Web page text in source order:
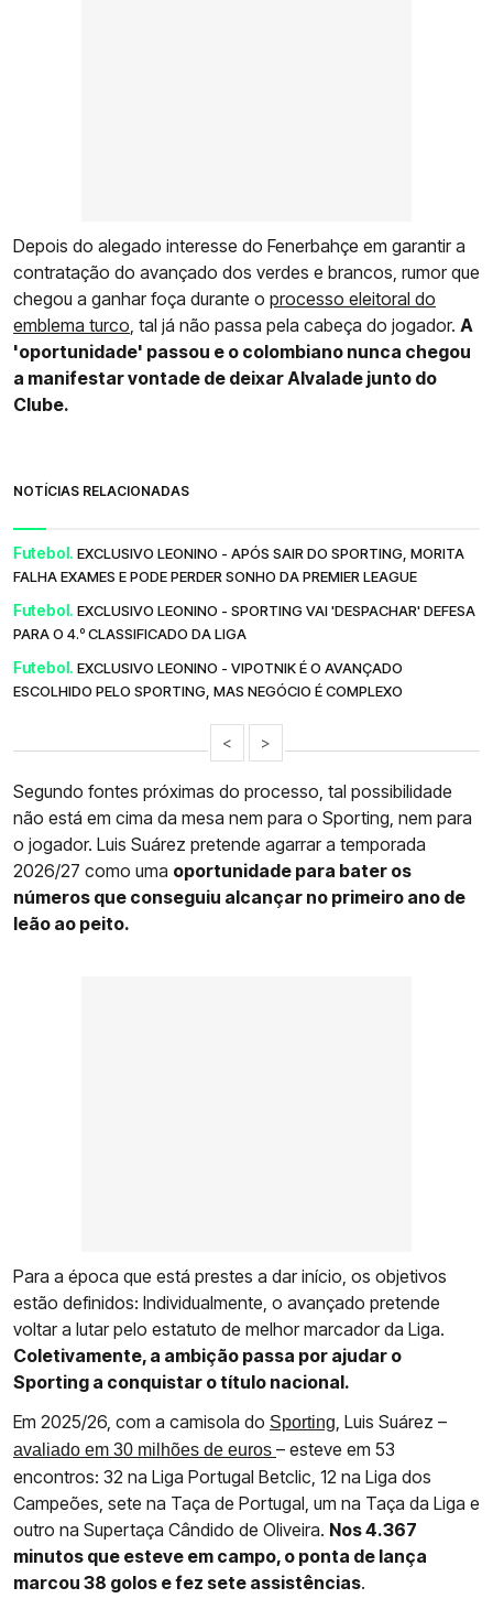
Depois do alegado interesse do Fenerbahçe em garantir a
contratação do avançado dos verdes e brancos, rumor que
chegou a ganhar foça durante o processo eleitoral do
emblema turco , tal já não passa pela cabeça do jogador. A
'oportunidade' passou e o colombiano nunca chegou
a manifestar vontade de deixar Alvalade junto do
Clube.
NOTÍCIAS RELACIONADAS
Futebol. EXCLUSIVO LEONINO - APÓS SAIR DO SPORTING, MORITA
FALHA EXAMES E PODE PERDER SONHO DA PREMIER LEAGUE
Futebol. EXCLUSIVO LEONINO - SPORTING VAI 'DESPACHAR' DEFESA
PARA O 4.º CLASSIFICADO DA LIGA
Futebol. EXCLUSIVO LEONINO - VIPOTNIK É O AVANÇADO
ESCOLHIDO PELO SPORTING, MAS NEGÓCIO É COMPLEXO
< >
Segundo fontes próximas do processo, tal possibilidade
não está em cima da mesa nem para o Sporting, nem para
o jogador. Luis Suárez pretende agarrar a temporada
2026/27 como uma oportunidade para bater os
números que conseguiu alcançar no primeiro ano de
leão ao peito.
Para a época que está prestes a dar início, os objetivos
estão definidos: Individualmente, o avançado pretende
voltar a lutar pelo estatuto de melhor marcador da Liga.
Coletivamente, a ambição passa por ajudar o
Sporting a conquistar o título nacional.
Em 2025/26, com a camisola do Sporting , Luis Suárez –
avaliado em 30 milhões de euros – esteve em 53
encontros: 32 na Liga Portugal Betclic, 12 na Liga dos
Campeões, sete na Taça de Portugal, um na Taça da Liga e
outro na Supertaça Cândido de Oliveira. Nos 4.367
minutos que esteve em campo, o ponta de lança
marcou 38 golos e fez sete assistências.